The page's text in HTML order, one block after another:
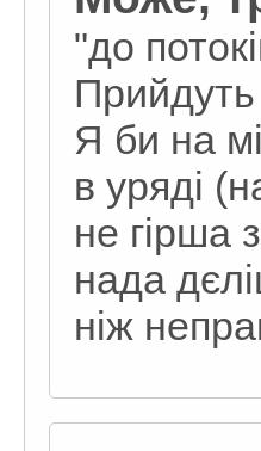
"до
Я би на
в уряді
не гірша
нада
ніж